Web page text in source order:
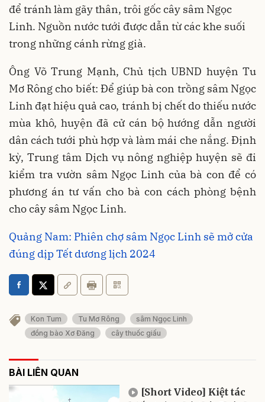
để tránh làm gãy thân, trôi gốc cây sâm Ngọc
Linh. Nguồn nước tưới được dẫn từ các khe suối
trong những cánh rừng già.
Ông Võ Trung Mạnh, Chủ tịch UBND huyện Tu
Mơ Rông cho biết: Để giúp bà con trồng sâm Ngọc
Linh đạt hiệu quả cao, tránh bị chết do thiếu nước
mùa khô, huyện đã cử cán bộ hướng dẫn người
dân cách tưới phù hợp và làm mái che nắng. Định
kỳ, Trung tâm Dịch vụ nông nghiệp huyện sẽ đi
kiểm tra vườn sâm Ngọc Linh của bà con để có
phương án tư vấn cho bà con cách phòng bệnh
cho cây sâm Ngọc Linh.
Quảng Nam: Phiên chợ sâm Ngọc Linh sẽ mở cửa
đúng dịp Tết dương lịch 2024
Kon Tum Tu Mơ Rông
sâm Ngọc Linh
đồng bào Xơ Đăng
cây thuốc giấu
BÀI LIÊN QUAN
[Short Video] Kiệt tác